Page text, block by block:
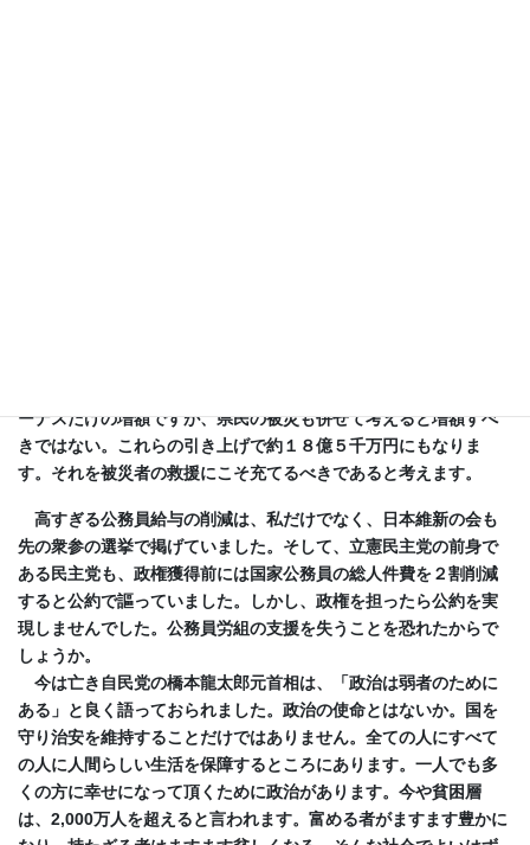
ーナスだけの増額ですが、県民の被災も併せて考えると増額すべ
きではない。これらの引き上げで約１８億５千万円にもなりま
す。それを被災者の救援にこそ充てるべきであると考えます。
高すぎる公務員給与の削減は、私だけでなく、日本維新の会も
先の衆参の選挙で掲げていました。そして、立憲民主党の前身で
ある民主党も、政権獲得前には国家公務員の総人件費を２割削減
すると公約で謳っていました。しかし、政権を担ったら公約を実
現しませんでした。公務員労組の支援を失うことを恐れたからで
しょうか。
今は亡き自民党の橋本龍太郎元首相は、「政治は弱者のために
ある」と良く語っておられました。政治の使命とはないか。国を
守り治安を維持することだけではありません。全ての人にすべて
の人に人間らしい生活を保障するところにあります。一人でも多
くの方に幸せになって頂くために政治があります。今や貧困層
は、2,000万人を超えると言われます。富める者がますます豊かに